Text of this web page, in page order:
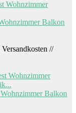
Balkon
//
Balkon